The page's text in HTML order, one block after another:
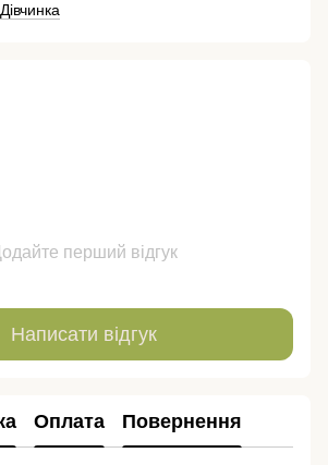
Дівчинка
перший відгук
Написати відгук
Оплата Повернення